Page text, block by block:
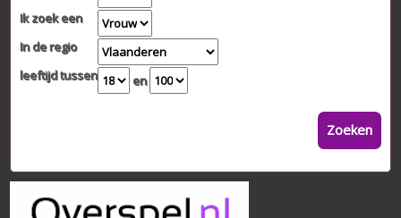
Ik zoek een
In de regio
leeftijd tussen
en
Zoeken